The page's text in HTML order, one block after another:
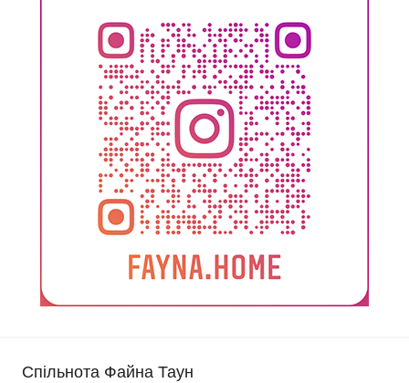
Спільнота Файна Таун